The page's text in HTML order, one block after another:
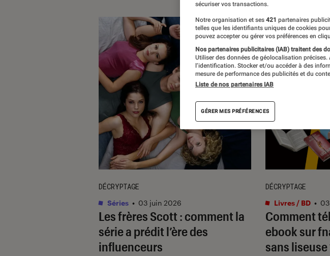
Les frères Scott : comment la
série a prédit l’ère des
influenceurs
DÉCRYPTAGE
Séries • 03 juin 2026
Comment
ebook sur
sans liseuse
DÉCRYPTAGE
Livres / BD •
sécuriser vos transactions.
Notre organisation et ses 421 partenaires
telles que les identifiants uniques de cookies
pouvez accepter ou gérer vos préférences en
Nos partenaires publicitaires (IAB) traitent des
Utiliser des données de géolocalisation
l’identification. Stocker et/ou accéder à des
mesure de performance des publicités et du
Liste de nos partenaires IAB
GÉRER MES PRÉFÉRENCES